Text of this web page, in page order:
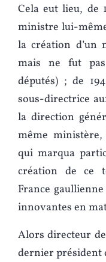
Cela eut lieu, de
ministre lui-
la création d’un
mais ne fut
députés) ; de
sous-directrice
la direction
même ministère,
qui marqua
création de ce
France
innovantes en
Alors directeur
dernier président